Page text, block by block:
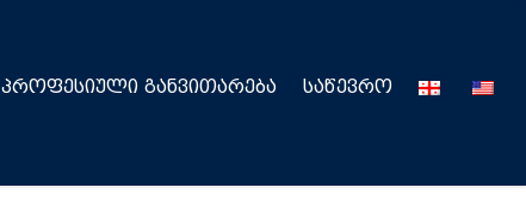
ᲞᲠᲝᲤᲔᲡᲘᲣᲚᲘ ᲒᲐᲜᲕᲘᲗᲐᲠᲔᲑᲐ ᲡᲐᲬᲔᲕᲠᲝ